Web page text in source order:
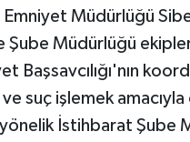
Emniyet Müdürlüğü
Şube Müdürlüğü
Başsavcılığı'nın
ve suç işlemek
yönelik İstihbarat Şube